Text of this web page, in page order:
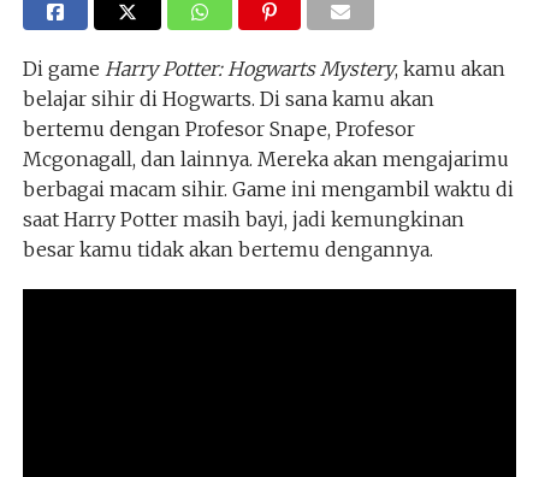
Di game Harry Potter: Hogwarts Mystery, kamu akan
belajar sihir di Hogwarts. Di sana kamu akan
bertemu dengan Profesor Snape, Profesor
Mcgonagall, dan lainnya. Mereka akan mengajarimu
berbagai macam sihir. Game ini mengambil waktu di
saat Harry Potter masih bayi, jadi kemungkinan
besar kamu tidak akan bertemu dengannya.